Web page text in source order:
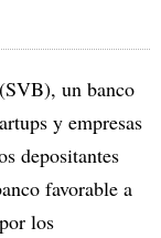
un banco
y empresas
depositantes
favorable a
los